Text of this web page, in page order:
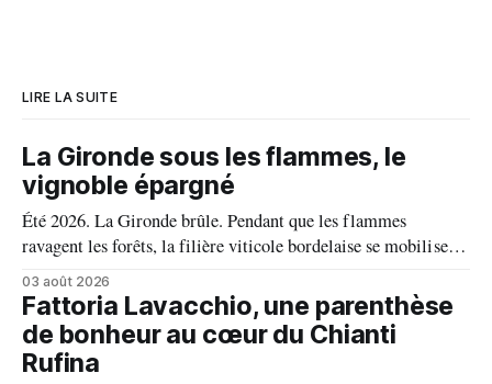
LIRE LA SUITE
La Gironde sous les flammes, le
vignoble épargné
Été 2026. La Gironde brûle. Pendant que les flammes
ravagent les forêts, la filière viticole bordelaise se mobilise,
fait front commun et fait preuve d'une solidarité exemplaire
face aux incendies. Les vignes, sont épargnées et le millésime
s'annonce prometteur. Le feu n'aura pas eu le dernier mot.
03 août 2026
Fattoria Lavacchio, une parenthèse
de bonheur au cœur du Chianti
Rufina